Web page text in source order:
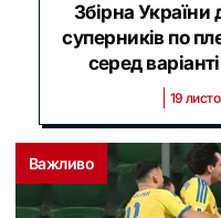
Збірна України
суперників по
серед
19
Важливо